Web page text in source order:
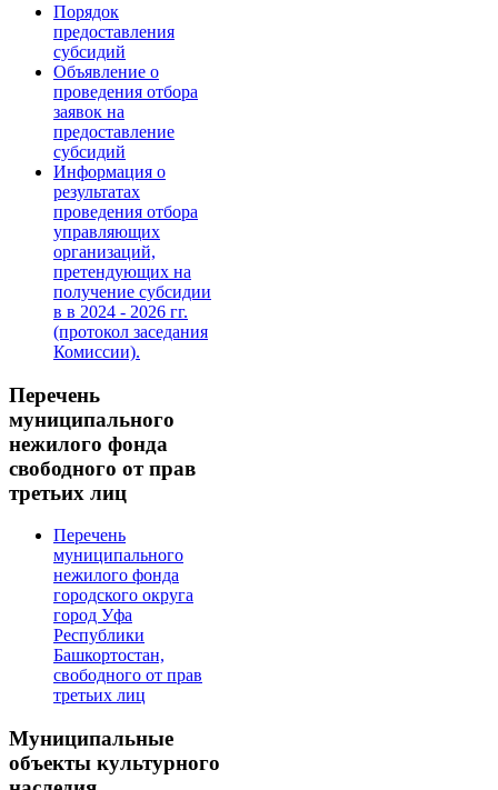
Порядок
предоставления
субсидий
Объявление о
проведения отбора
заявок на
предоставление
субсидий
Информация о
результатах
проведения отбора
управляющих
организаций,
претендующих на
получение субсидии
в в 2024 - 2026 гг.
(протокол заседания
Комиссии).
Перечень
муниципального
нежилого фонда
свободного от прав
третьих лиц
Перечень
муниципального
нежилого фонда
городского округа
город Уфа
Республики
Башкортостан,
свободного от прав
третьих лиц
Муниципальные
объекты культурного